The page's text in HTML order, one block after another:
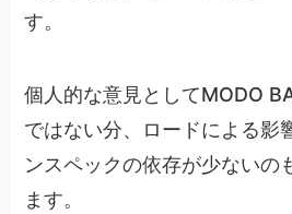
す。
個人的な意見としてMODO
ではない分、ロードによる影
ンスペックの依存が少ないの
ます。